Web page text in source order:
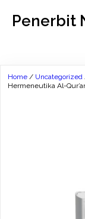
Penerbit
Home / Uncategorized
Hermeneutika Al-